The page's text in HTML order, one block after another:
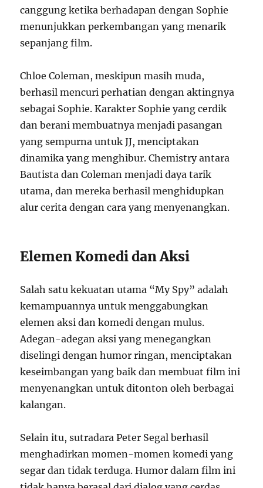
canggung ketika berhadapan dengan Sophie
menunjukkan perkembangan yang menarik
sepanjang film.
Chloe Coleman, meskipun masih muda,
berhasil mencuri perhatian dengan aktingnya
sebagai Sophie. Karakter Sophie yang cerdik
dan berani membuatnya menjadi pasangan
yang sempurna untuk JJ, menciptakan
dinamika yang menghibur. Chemistry antara
Bautista dan Coleman menjadi daya tarik
utama, dan mereka berhasil menghidupkan
alur cerita dengan cara yang menyenangkan.
Elemen Komedi dan Aksi
Salah satu kekuatan utama “My Spy” adalah
kemampuannya untuk menggabungkan
elemen aksi dan komedi dengan mulus.
Adegan-adegan aksi yang menegangkan
diselingi dengan humor ringan, menciptakan
keseimbangan yang baik dan membuat film ini
menyenangkan untuk ditonton oleh berbagai
kalangan.
Selain itu, sutradara Peter Segal berhasil
menghadirkan momen-momen komedi yang
segar dan tidak terduga. Humor dalam film ini